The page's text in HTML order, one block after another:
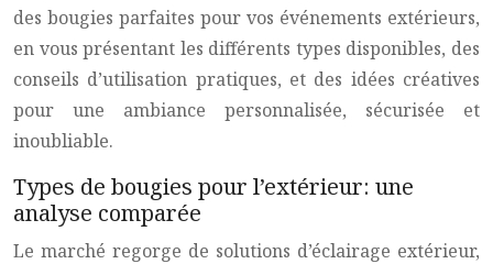
des bougies parfaites pour vos événements extérieurs,
en vous présentant les différents types disponibles, des
conseils d’utilisation pratiques, et des idées créatives
pour une ambiance personnalisée, sécurisée et
inoubliable.
Types de bougies pour l’extérieur: une
analyse comparée
Le marché regorge de solutions d’éclairage extérieur,